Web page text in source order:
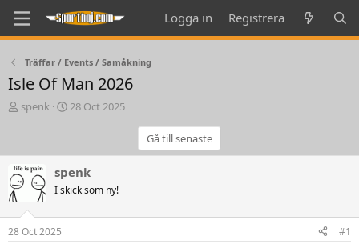
Logga in Registrera
Träffar / Events / Samåkning
Isle Of Man 2026
T
a
d
s
a
r
spenk
S
d
a
e
28 Oct 2025
Gå till senaste
spenk
I skick som ny!
28 Oct 2025 #1